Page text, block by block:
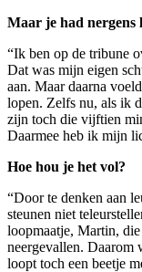
Maar je had nergens
“Ik ben op de tribune
Dat was mijn eigen
aan. Maar daarna
lopen. Zelfs nu, als ik
zijn toch die vijftien
Daarmee heb ik mijn
Hoe hou je het vol?
“Door te denken aan
steunen niet
loopmaatje, Martin,
neergevallen. Daarom
loopt toch een beetje